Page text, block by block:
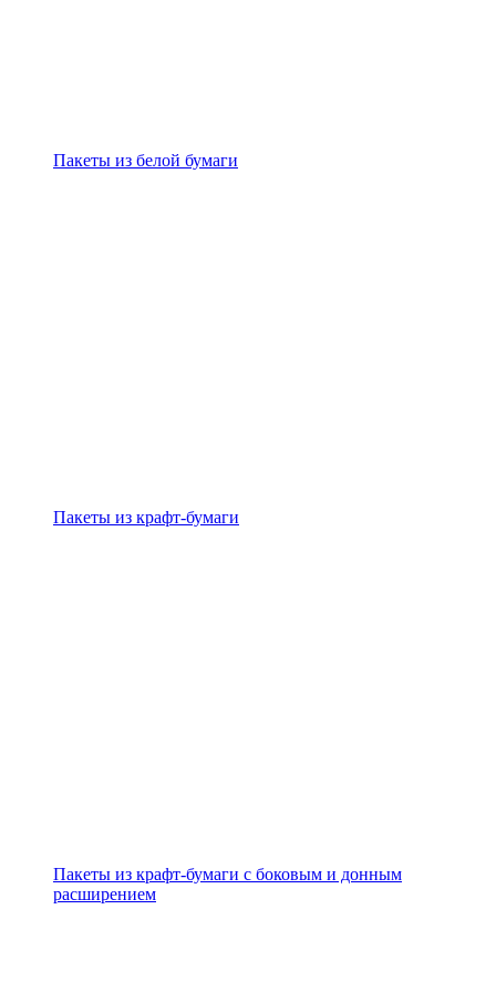
Пакеты из белой бумаги
Пакеты из крафт-бумаги
Пакеты из крафт-бумаги с боковым и донным
расширением